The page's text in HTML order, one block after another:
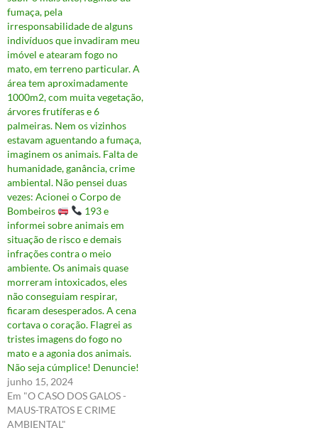
fumaça, pela
irresponsabilidade de alguns
indivíduos que invadiram meu
imóvel e atearam fogo no
mato, em terreno particular. A
área tem aproximadamente
1000m2, com muita vegetação,
árvores frutíferas e 6
palmeiras. Nem os vizinhos
estavam aguentando a fumaça,
imaginem os animais. Falta de
humanidade, ganância, crime
ambiental. Não pensei duas
vezes: Acionei o Corpo de
Bombeiros
193 e
informei sobre animais em
situação de risco e demais
infrações contra o meio
ambiente. Os animais quase
morreram intoxicados, eles
não conseguiam respirar,
ficaram desesperados. A cena
cortava o coração. Flagrei as
tristes imagens do fogo no
mato e a agonia dos animais.
Não seja cúmplice! Denuncie!
junho 15, 2024
Em "O CASO DOS GALOS -
MAUS-TRATOS E CRIME
AMBIENTAL"